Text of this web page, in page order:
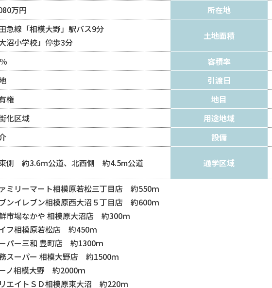
万円 所在地
急線「相模大野」駅バス9分
大沼小学校」停歩3分
土地面積
容積率
引渡日
権 地目
化区域 用途地域
設備
側 約3.6ｍ公道、北西側 約4.5m公道 通学区域
ミリーマート相模原若松三丁目店 約550ｍ
ンイレブン相模原西大沼５丁目店 約600ｍ
市場なかや 相模原大沼店 約300ｍ
フ相模原若松店 約450ｍ
パー三和 豊町店 約1300ｍ
スーパー 相模大野店 約1500ｍ
ノ相模大野 約2000ｍ
エイトＳＤ相模原東大沼 約220ｍ